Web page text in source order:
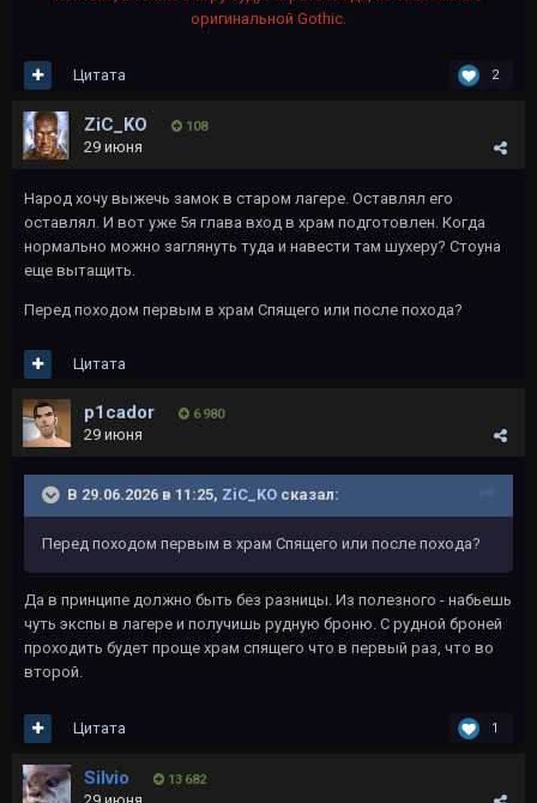
оригинальной Gothic.
2
Цитата
ZiC_KO 108
29 июня
Народ хочу выжечь замок в старом лагере. Оставлял его
оставлял. И вот уже 5я глава вход в храм подготовлен. Когда
нормально можно заглянуть туда и навести там шухеру? Стоуна
еще вытащить.
Перед походом первым в храм Спящего или после похода?
Цитата
p1cador 6 980
29 июня
В 29.06.2026 в 11:25, ZiC_KO сказал:
Перед походом первым в храм Спящего или после похода?
Да в принципе должно быть без разницы. Из полезного - набьешь
чуть экспы в лагере и получишь рудную броню. С рудной броней
проходить будет проще храм спящего что в первый раз, что во
второй.
1
Цитата
Silvio 13 682